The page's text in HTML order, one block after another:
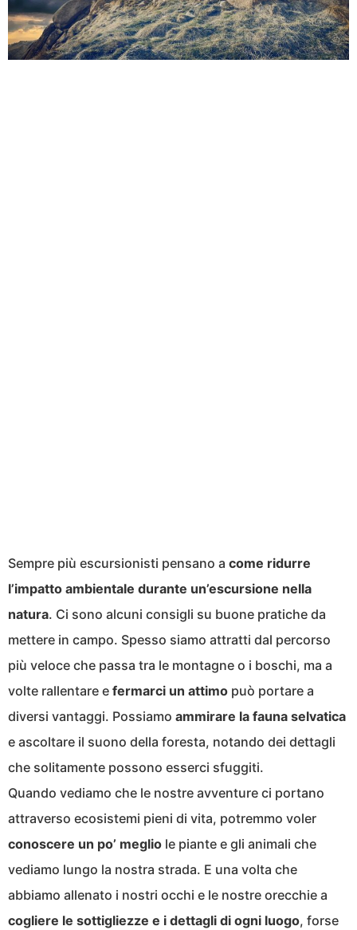
Sempre più escursionisti pensano a come ridurre
l’impatto ambientale durante un’escursione nella
natura. Ci sono alcuni consigli su buone pratiche da
mettere in campo. Spesso siamo attratti dal percorso
più veloce che passa tra le montagne o i boschi, ma a
volte rallentare e fermarci un attimo può portare a
diversi vantaggi. Possiamo ammirare la fauna selvatica
e ascoltare il suono della foresta, notando dei dettagli
che solitamente possono esserci sfuggiti.
Quando vediamo che le nostre avventure ci portano
attraverso ecosistemi pieni di vita, potremmo voler
conoscere un po’ meglio le piante e gli animali che
vediamo lungo la nostra strada. E una volta che
abbiamo allenato i nostri occhi e le nostre orecchie a
cogliere le sottigliezze e i dettagli di ogni luogo, forse